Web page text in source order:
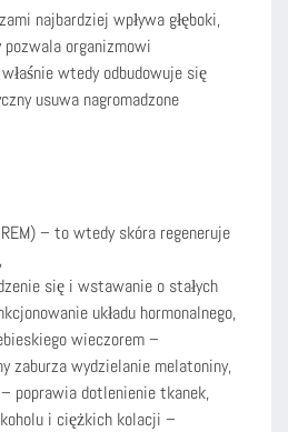
najbardziej wpływa głęboki,
organizmowi
wtedy odbudowuje się
usuwa nagromadzone
– to wtedy skóra regeneruje
się i wstawanie o stałych
układu hormonalnego,
wieczorem –
zaburza wydzielanie melatoniny,
poprawia dotlenienie tkanek,
i ciężkich kolacji –